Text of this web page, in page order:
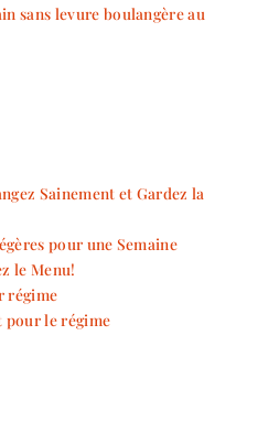
sans levure boulangère au
Sainement et Gardez la
pour une Semaine
le Menu!
régime
pour le régime